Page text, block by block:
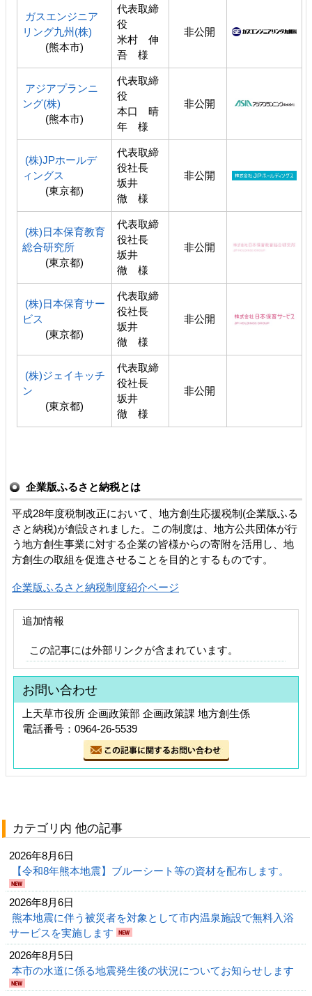
ガスエンジニア
リング九州(株)
(熊本市)
代表取締
役
米村 伸
吾 様
非公開
アジアプランニ
ング(株)
(熊本市)
代表取締
役
本口 晴
年 様
非公開
(株)JPホールデ
ィングス
(東京都)
代表取締
役社長
坂井
徹 様
非公開
(株)日本保育教育
総合研究所
(東京都)
代表取締
役社長
坂井
徹 様
非公開
(株)日本保育サー
ビス
(東京都)
代表取締
役社長
坂井
徹 様
非公開
(株)ジェイキッチ
ン
(東京都)
代表取締
役社長
坂井
徹 様
非公開
企業版ふるさと納税とは
平成28年度税制改正において、地方創生応援税制(企業版ふる
さと納税)が創設されました。この制度は、地方公共団体が行
う地方創生事業に対する企業の皆様からの寄附を活用し、地
方創生の取組を促進させることを目的とするものです。
企業版ふるさと納税制度紹介ページ
追加情報
この記事には外部リンクが含まれています。
お問い合わせ
上天草市役所 企画政策部 企画政策課 地方創生係
電話番号：0964-26-5539
カテゴリ内 他の記事
2026年8月6日
【令和8年熊本地震】ブルーシート等の資材を配布します。
2026年8月6日
熊本地震に伴う被災者を対象として市内温泉施設で無料入浴
サービスを実施します
2026年8月5日
本市の水道に係る地震発生後の状況についてお知らせします